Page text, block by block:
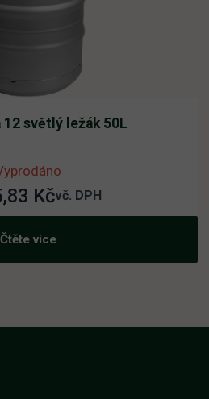
12 světlý ležák 50L
Kčvč. DPH
Čtěte více